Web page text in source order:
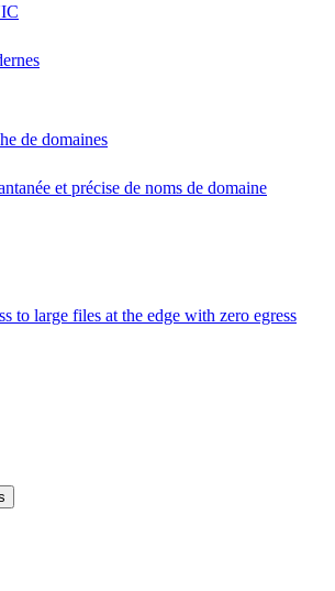
de domaines
et précise de noms de domaine
to large files at the edge with zero egress